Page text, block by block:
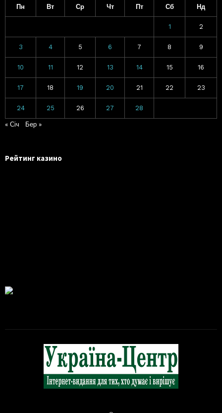
Пн Вт Ср Чт Пт Сб Нд
1 2
3 4 5 6 7 8 9
10 11 12 13 14 15 16
17 18 19 20 21 22 23
24 25 26 27 28
« Січ Бер »
Рейтинг казино